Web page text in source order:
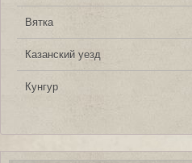
Вятка
Казанский уезд
Кунгур